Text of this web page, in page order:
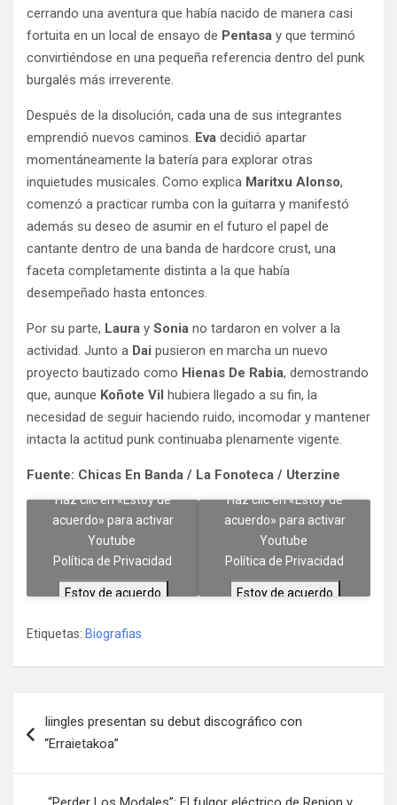
cerrando una aventura que había nacido de manera casi
fortuita en un local de ensayo de Pentasa y que terminó
convirtiéndose en una pequeña referencia dentro del punk
burgalés más irreverente.
Después de la disolución, cada una de sus integrantes
emprendió nuevos caminos. Eva decidió apartar
momentáneamente la batería para explorar otras
inquietudes musicales. Como explica Maritxu Alonso,
comenzó a practicar rumba con la guitarra y manifestó
además su deseo de asumir en el futuro el papel de
cantante dentro de una banda de hardcore crust, una
faceta completamente distinta a la que había
desempeñado hasta entonces.
Por su parte, Laura y Sonia no tardaron en volver a la
actividad. Junto a Dai pusieron en marcha un nuevo
proyecto bautizado como Hienas De Rabia, demostrando
que, aunque Koñote Vil hubiera llegado a su fin, la
necesidad de seguir haciendo ruido, incomodar y mantener
intacta la actitud punk continuaba plenamente vigente.
Fuente: Chicas En Banda / La Fonoteca / Uterzine
Haz clic en «Estoy de
acuerdo» para activar
Youtube
Política de Privacidad
Estoy de acuerdo
Haz clic en «Estoy de
acuerdo» para activar
Youtube
Política de Privacidad
Estoy de acuerdo
Etiquetas: Biografias
de
Iiingles presentan su debut discográfico con
“Erraietakoa”